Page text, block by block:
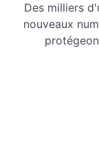
Des milliers
nouveaux